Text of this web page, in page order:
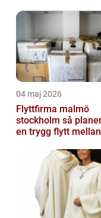
04 maj 2026
Flyttfirma malmö
stockholm så planerar du
en trygg flytt mellan